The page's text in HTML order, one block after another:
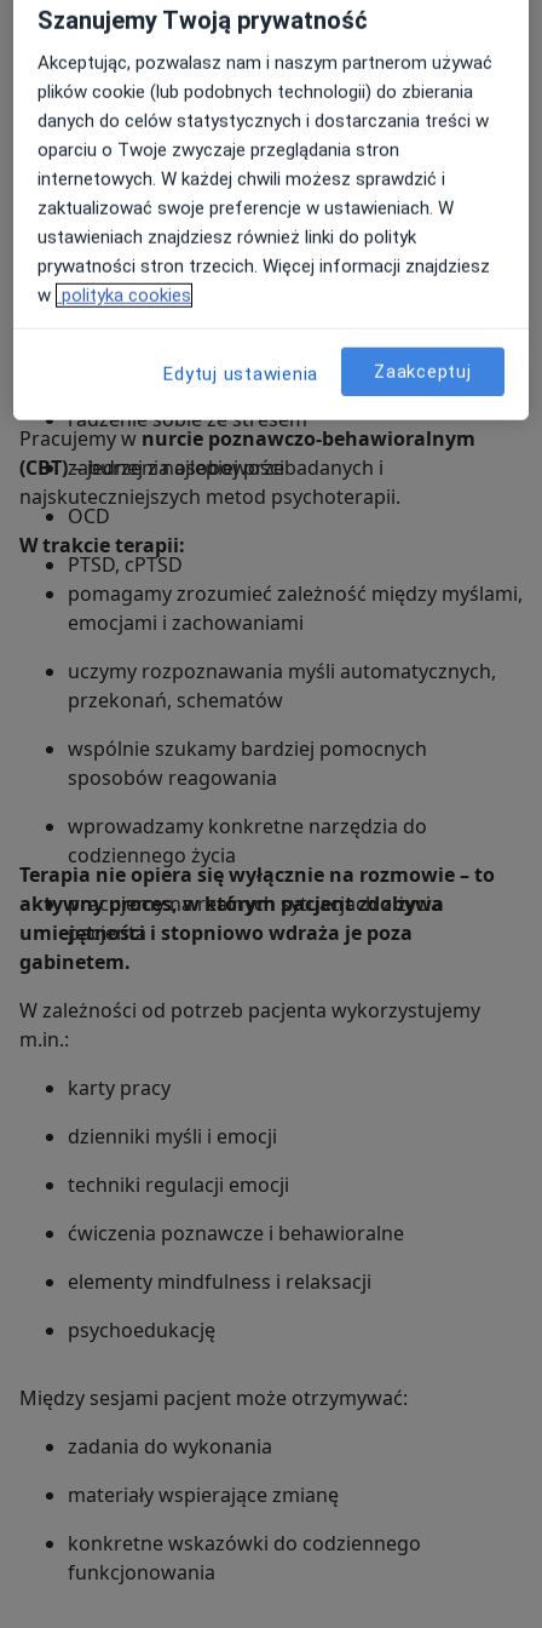
zaburzenia lękowe
zaburzenia afektywne (m.in. depresja, ChAD)
zaburzenia neurorozwojowe (m.in. ADHD,
spektrum autyzmu)
trudności emocjonalne i behawioralne
problemy w relacjach
budowanie poczucia własnej wartości
radzenie sobie ze stresem
zaburzenia osobowości
OCD
PTSD, cPTSD
Pracujemy w nurcie poznawczo-behawioralnym
(CBT)– jednej z najlepiej przebadanych i
najskuteczniejszych metod psychoterapii.
W trakcie terapii:
pomagamy zrozumieć zależność między myślami,
emocjami i zachowaniami
uczymy rozpoznawania myśli automatycznych,
przekonań, schematów
wspólnie szukamy bardziej pomocnych
sposobów reagowania
wprowadzamy konkretne narzędzia do
codziennego życia
pracujemy na realnych sytuacjach z życia
pacjenta
Terapia nie opiera się wyłącznie na rozmowie – to
aktywny proces, w którym pacjent zdobywa
umiejętności i stopniowo wdraża je poza
gabinetem.
W zależności od potrzeb pacjenta wykorzystujemy
m.in.:
karty pracy
dzienniki myśli i emocji
techniki regulacji emocji
ćwiczenia poznawcze i behawioralne
elementy mindfulness i relaksacji
psychoedukację
Między sesjami pacjent może otrzymywać:
zadania do wykonania
materiały wspierające zmianę
konkretne wskazówki do codziennego
funkcjonowania
Szanujemy Twoją prywatność
Akceptując, pozwalasz nam i naszym partnerom używać
plików cookie (lub podobnych technologii) do zbierania
danych do celów statystycznych i dostarczania treści w
oparciu o Twoje zwyczaje przeglądania stron
internetowych. W każdej chwili możesz sprawdzić i
zaktualizować swoje preferencje w ustawieniach. W
ustawieniach znajdziesz również linki do polityk
prywatności stron trzecich. Więcej informacji znajdziesz
w polityka cookies
Edytuj ustawienia Zaakceptuj